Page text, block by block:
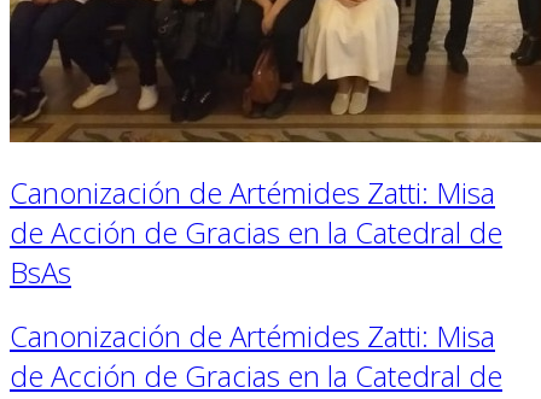
Canonización de Artémides Zatti: Misa
de Acción de Gracias en la Catedral de
BsAs
Canonización de Artémides Zatti: Misa
de Acción de Gracias en la Catedral de